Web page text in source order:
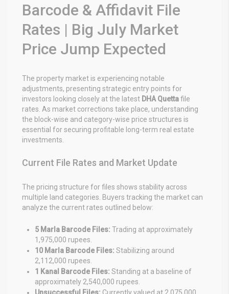
Barcode & Affidavit File
Rates | Big July Market
Price Jump Expected
The property market is experiencing notable
adjustments, presenting strategic entry points for
investors looking closely at the latest DHA Quettafile
rates. As market corrections take place, understanding
the block-wise and category-wise price structures is
essential for securing profitable long-term real estate
investments.
Current File Rates and Market Update
The pricing structure for files shows stability across
multiple land categories. Buyers tracking the market can
analyze the current rates outlined below:
5 Marla Barcode Files: Trading at approximately
1,975,000 rupees.
10 Marla Barcode Files: Stabilizing around
2,112,000 rupees.
1 Kanal Barcode Files: Standing at a baseline of
approximately 2,540,000 rupees.
Unsuccessful Files: Currently valued at 2,075,000